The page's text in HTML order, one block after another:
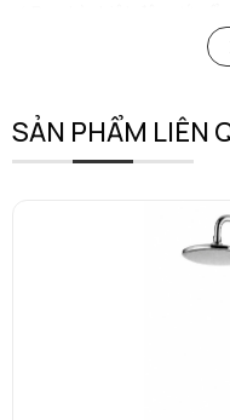
✓ Bát sen trần bản
✓ Tay sen cầm tay tiện lợi
✓ Công nghệ tiết kiệm
✓ Thiết kế hiện đại, sang
là lựa chọn lý
hiện đại, đề cao sự tiện
SẢN PHẨM LIÊN